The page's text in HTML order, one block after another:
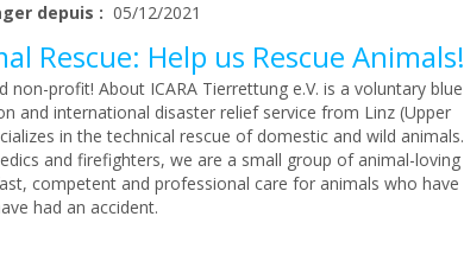
depuis : 05/12/2021
Rescue: Help us Rescue Animals!
non-profit! About ICARA Tierrettung e.V. is a voluntary blue
and international disaster relief service from Linz (Upper
in the technical rescue of domestic and wild animals.
and firefighters, we are a small group of animal-loving
competent and professional care for animals who have
had an accident.